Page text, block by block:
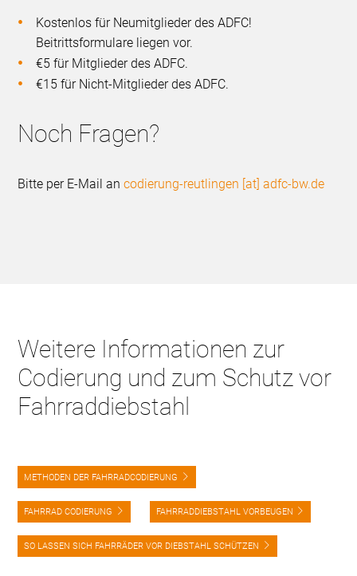
Kostenlos für Neumitglieder des ADFC!
Beitrittsformulare liegen vor.
€5 für Mitglieder des ADFC.
€15 für Nicht-Mitglieder des ADFC.
Noch Fragen?
Bitte per E-Mail ancodierung-reutlingen [at] adfc-bw.de
Weitere Informationen zur
Codierung und zum Schutz vor
Fahrraddiebstahl
METHODEN DER FAHRRADCODIERUNG
FAHRRAD CODIERUNG FAHRRADDIEBSTAHL VORBEUGEN
SO LASSEN SICH FAHRRÄDER VOR DIEBSTAHL SCHÜTZEN